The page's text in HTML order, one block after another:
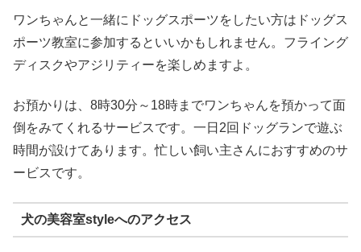
ワンちゃんと一緒にドッグスポーツをしたい方はドッグス
ポーツ教室に参加するといいかもしれません。フライング
ディスクやアジリティーを楽しめますよ。
お預かりは、8時30分～18時までワンちゃんを預かって面
倒をみてくれるサービスです。一日2回ドッグランで遊ぶ
時間が設けてあります。忙しい飼い主さんにおすすめのサ
ービスです。
犬の美容室styleへのアクセス